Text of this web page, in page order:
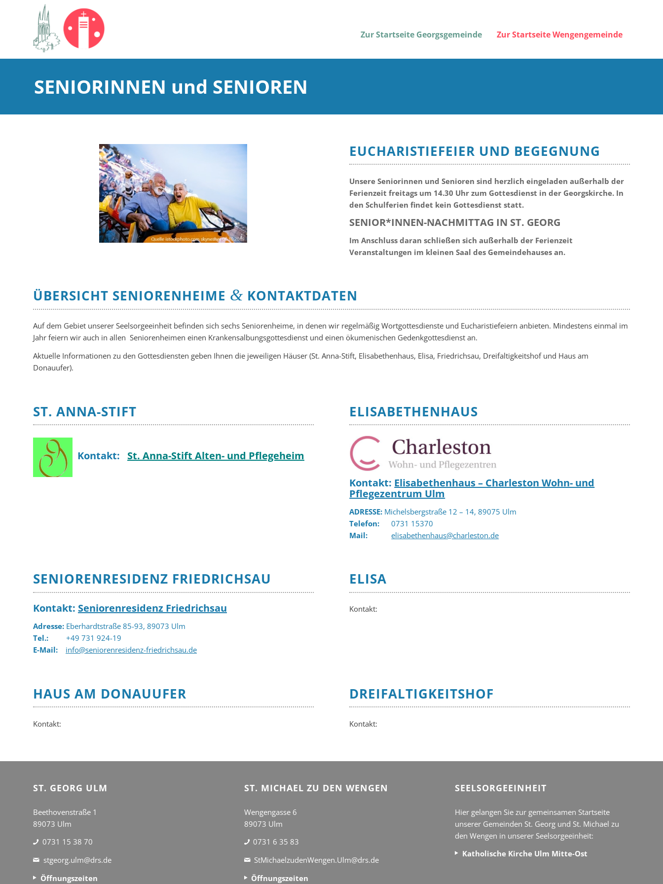
Zur Startseite Georgsgemeinde Zur Startseite Wengengemeinde
SENIORINNEN und SENIOREN
Quelle istockphoto.com skynesher 06.10.2019
EUCHARISTIEFEIER UND BEGEGNUNG
Unsere Seniorinnen und Senioren sind herzlich eingeladen außerhalb der
Ferienzeit freitags um 14.30 Uhr zum Gottesdienst in der Georgskirche. In
den Schulferien findet kein Gottesdienst statt.
SENIOR*INNEN-NACHMITTAG IN ST. GEORG
Im Anschluss daran schließen sich außerhalb der Ferienzeit
Veranstaltungen im kleinen Saal des Gemeindehauses an.
ÜBERSICHT SENIORENHEIME & KONTAKTDATEN
Auf dem Gebiet unserer Seelsorgeeinheit befinden sich sechs Seniorenheime, in denen wir regelmäßig Wortgottesdienste und Eucharistiefeiern anbieten. Mindestens einmal im
Jahr feiern wir auch in allen Seniorenheimen einen Krankensalbungsgottesdienst und einen ökumenischen Gedenkgottesdienst an.
Aktuelle Informationen zu den Gottesdiensten geben Ihnen die jeweiligen Häuser (St. Anna-Stift, Elisabethenhaus, Elisa, Friedrichsau, Dreifaltigkeitshof und Haus am
Donauufer).
ST. ANNA-STIFT
Kontakt: St. Anna-Stift Alten- und Pflegeheim
ELISABETHENHAUS
Kontakt: Elisabethenhaus – Charleston Wohn- und
Pflegezentrum Ulm
ADRESSE: Michelsbergstraße 12 – 14, 89075 Ulm
Telefon: 0731 15370
Mail:
elisabethenhaus@charleston.de
SENIORENRESIDENZ FRIEDRICHSAU
Kontakt: Seniorenresidenz Friedrichsau
Adresse: Eberhardtstraße 85-93, 89073 Ulm
Tel.:
+49 731 924-19
E-Mail:
info@seniorenresidenz-friedrichsau.de
ELISA
Kontakt:
HAUS AM DONAUUFER
Kontakt:
DREIFALTIGKEITSHOF
Kontakt:
ST. GEORG ULM
Beethovenstraße 1
89073 Ulm
0731 15 38 70
stgeorg.ulm@drs.de
Öffnungszeiten
ST. MICHAEL ZU DEN WENGEN
Wengengasse 6
89073 Ulm
0731 6 35 83
StMichaelzudenWengen.Ulm@drs.de
Öffnungszeiten
SEEL­SORGE­EINHEIT
Hier gelangen Sie zur gemeinsamen Startseite
unserer Gemeinden St. Georg und St. Michael zu
den Wengen in unserer Seelsorgeeinheit:
Katholische Kirche Ulm Mitte-Ost